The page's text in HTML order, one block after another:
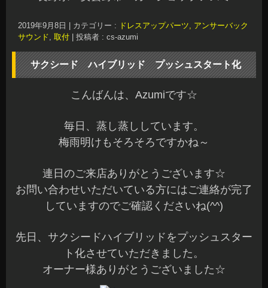
2019年9月8日 カテゴリー : ドレスアップパーツ, アンサーバック
サウンド, 取付 投稿者 : cs-azumi
サクシード ハイブリッド プッシュスタート化
こんばんは、Azumiです☆
毎日、蒸し蒸ししています。
梅雨明けもそろそろですかね～
連日のご来店ありがとうございます☆
お問い合わせいただいている方にはご連絡が完了
していますのでご確認くださいね(^^)
先日、サクシードハイブリッドをプッシュスター
ト化させていただきました。
オーナー様ありがとうございました☆